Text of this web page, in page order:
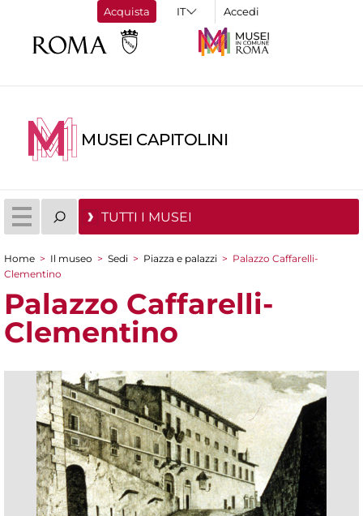
Acquista Accedi
MUSEI CAPITOLINI
TUTTI I MUSEI
Tu sei qui
Home > Il museo > Sedi > Piazza e palazzi > Palazzo Caffarelli-
Clementino
Palazzo Caffarelli-
Clementino